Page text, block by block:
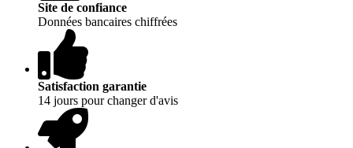
Site de confiance
Données bancaires chiffrées
Satisfaction garantie
14 jours pour changer d'avis